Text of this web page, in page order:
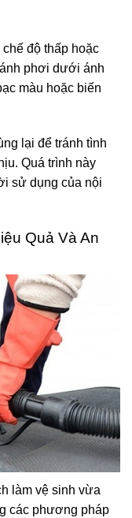
độ thấp hoặc
phơi dưới ánh
màu hoặc biến
lại để tránh tình
Quá trình này
sử dụng của nội
Quả Và An
làm vệ sinh vừa
các phương pháp